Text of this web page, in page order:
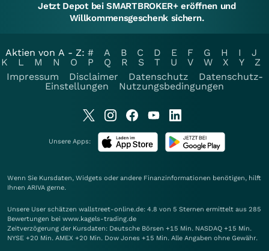
Jetzt Depot bei SMARTBROKER+ eröffnen und
Willkommensgeschenk sichern.
Aktien von A - Z: # A B C D E F G H I
J
K
L M N O P Q R S T U V W X Y
Z
Impressum
Disclaimer Datenschutz
Datenschutz-
Einstellungen
Nutzungsbedingungen
Unsere Apps:
Wenn Sie Kursdaten, Widgets oder andere Finanzinformationen benötigen, hilft
Ihnen ARIVA gerne.
Unsere User schätzen wallstreet-online.de: 4.8 von 5 Sternen ermittelt aus 285
Bewertungen bei www.kagels-trading.de
Zeitverzögerung der Kursdaten: Deutsche Börsen +15 Min. NASDAQ +15 Min.
NYSE +20 Min. AMEX +20 Min. Dow Jones +15 Min. Alle Angaben ohne Gewähr.